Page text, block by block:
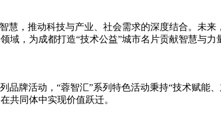
慧，推动科技与产业、社会需求的深度结合。未
域，为成都打造“技术公益”城市名片贡献智慧与力
品牌活动，“蓉智汇”系列特色活动秉持“技术赋
共同体中实现价值跃迁。